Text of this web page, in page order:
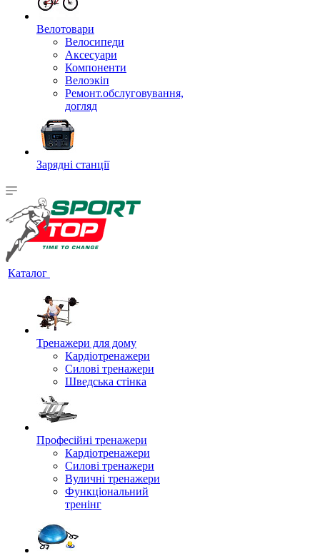
Велотовари
Велосипеди
Аксесуари
Компоненти
Велоэкіп
Ремонт.обслуговування,
догляд
Зарядні станції
Каталог
Тренажери для дому
Кардіотренажери
Силові тренажери
Шведська стінка
Професійні тренажери
Кардіотренажери
Силові тренажери
Вуличні тренажери
Функціональний
тренінг